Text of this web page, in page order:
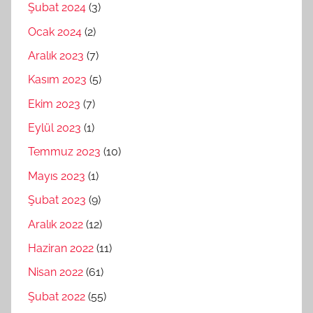
Şubat 2024 (3)
Ocak 2024 (2)
Aralık 2023 (7)
Kasım 2023 (5)
Ekim 2023 (7)
Eylül 2023 (1)
Temmuz 2023 (10)
Mayıs 2023 (1)
Şubat 2023 (9)
Aralık 2022 (12)
Haziran 2022 (11)
Nisan 2022 (61)
Şubat 2022 (55)